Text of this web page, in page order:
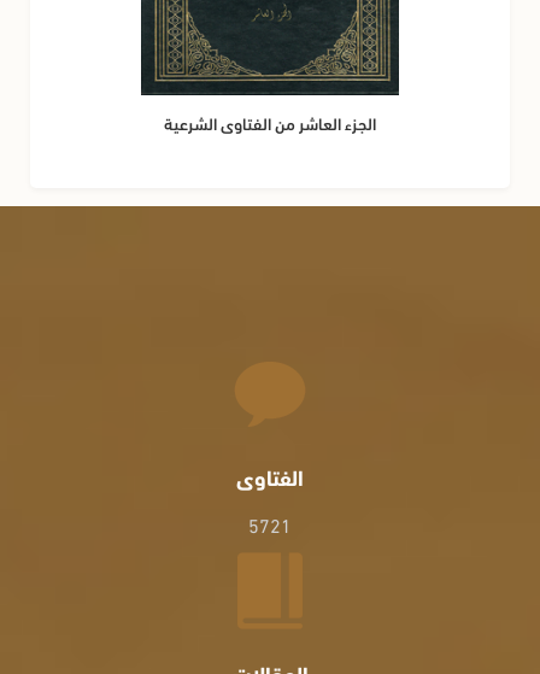
الجزء العاشر من الفتاوى الشرعية
الفتاوى
5721